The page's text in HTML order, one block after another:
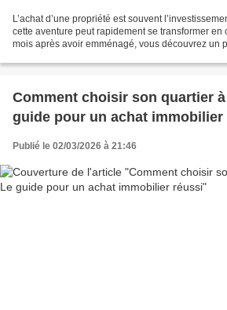
L’achat d’une propriété est souvent
cette aventure peut rapidement se transformer en
mois après avoir emménagé, vous découvrez un
Comment choisir son quartier
guide pour un achat immobilier
Publié le 02/03/2026 à 21:46